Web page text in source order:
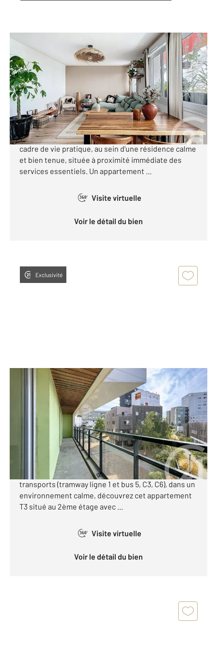
78,20 m
, 4 pièces
Ref : 3578
Appartement T4 à vendre
187 000 €
A vendre Type 4 Nantes quartier Doulon Cet
appartement de 3 chambres de 78,2 m² offre un
cadre de vie pratique, au sein d'une résidence calme
et bien tenue, située à proximité immédiate des
services essentiels. Un appartement ...
360° Visite virtuelle
Voir le détail du bien
Exclusivité
NANTES 44
, 3 pièces
Ref : 56529
Appartement T3 à vendre
266 000 €
Nantes Gare Sud - T3 avec Garage et balcon ! À
proximité du centre-ville, des bords de Loire et des
transports (tramway ligne 1 et bus 5, C3, C6), dans un
environnement calme, découvrez cet appartement
T3 situé au 2ème étage avec ...
360° Visite virtuelle
Voir le détail du bien